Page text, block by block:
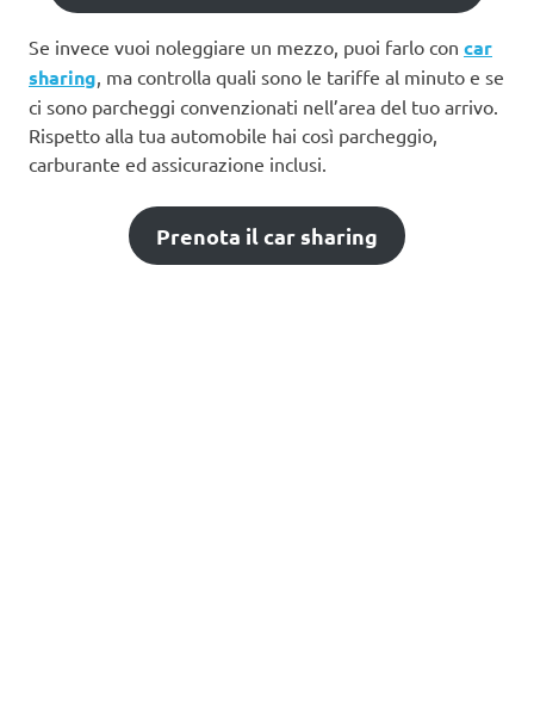
Se invece vuoi noleggiare un mezzo, puoi farlo con car
sharing, ma controlla quali sono le tariffe al minuto e se
ci sono parcheggi convenzionati nell’area del tuo arrivo.
Rispetto alla tua automobile hai così parcheggio,
carburante ed assicurazione inclusi.
Prenota il car sharing